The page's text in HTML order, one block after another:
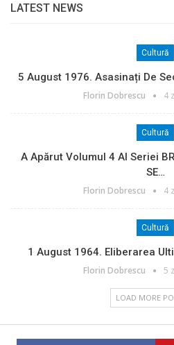
LATEST NEWS
Cultură
5 August 1976. Asasinați De
Florin Dobrescu 4
Cultură
A Apărut Volumul 4 Al Seriei
SE…
Florin Dobrescu 4
Cultură
1 August 1964. Eliberarea
Florin Dobrescu 5
LOAD MORE